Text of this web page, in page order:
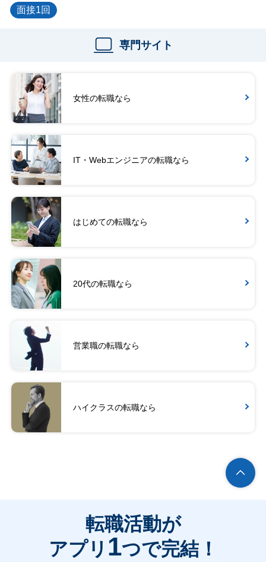
面接1回
専門サイト
女性の転職なら
IT・Webエンジニアの転職なら
はじめての転職なら
20代の転職なら
営業職の転職なら
ハイクラスの転職なら
転職活動が
アプリ 1つで完結！